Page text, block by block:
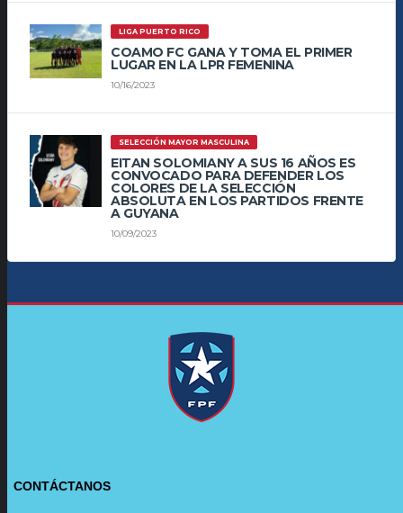
LIGA PUERTO RICO
COAMO FC GANA Y TOMA EL PRIMER
LUGAR EN LA LPR FEMENINA
10/16/2023
SELECCIÓN MAYOR MASCULINA
EITAN SOLOMIANY A SUS 16 AÑOS ES
CONVOCADO PARA DEFENDER LOS
COLORES DE LA SELECCIÓN
ABSOLUTA EN LOS PARTIDOS FRENTE
A GUYANA
10/09/2023
CONTÁCTANOS